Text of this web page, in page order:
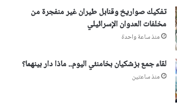
تفكيك صواريخ وقنابل طيران غير منفجرة من
مخلفات العدوان الإسرائيلي
منذ ساعة واحدة
لقاء جمع بزشكيان بخامنئي اليوم.. ماذا دار بينهما؟
منذ ساعتين